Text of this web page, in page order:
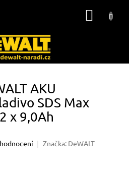
AKU
SDS Max
x 9,0Ah
Značka: DeWALT